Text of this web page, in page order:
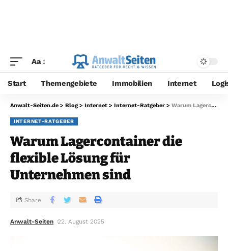
Aa
Start Themengebiete Immobilien Internet
Anwalt-Seiten.de > Blog > Internet > Internet-Ratgeber > Warum Lagercontainer die flexible Lösung für Unternehmen sind
INTERNET-RATGEBER
Warum Lagercontainer die
flexible Lösung für
Unternehmen sind
Anwalt-Seiten 22. August 2025
Share